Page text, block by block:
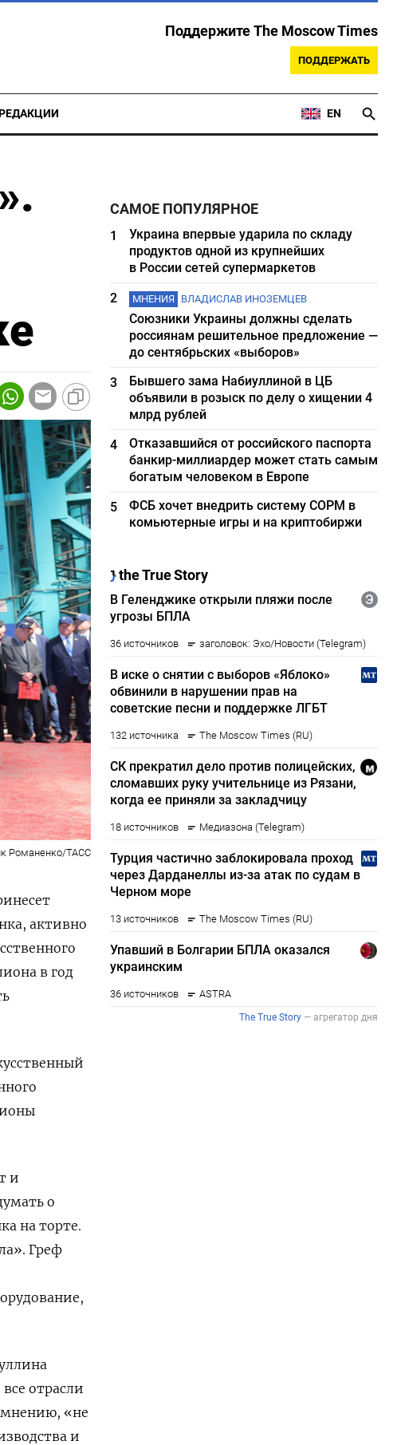
Поддержите The Moscow Times
ПОДДЕРЖАТЬ
EN
Романенко/ТАСС
активно
в год
и
о
на торте.
Греф
отрасли
мнению, «не
и
САМОЕ ПОПУЛЯРНОЕ
1
Украина впервые ударила по складу
продуктов одной из крупнейших
в России сетей супермаркетов
2
МНЕНИЯ ВЛАДИСЛАВ ИНОЗЕМЦЕВ
Союзники Украины должны сделать
россиянам решительное предложение —
до сентябрьских «выборов»
3
Бывшего зама Набиуллиной в ЦБ
объявили в розыск по делу о хищении 4
млрд рублей
4
Отказавшийся от российского паспорта
банкир-миллиардер может стать самым
богатым человеком в Европе
5
ФСБ хочет внедрить систему СОРМ в
комьютерные игры и на криптобиржи